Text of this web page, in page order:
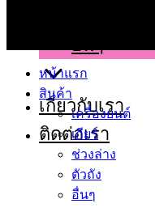
อื่นๆ
เกี่ยวกับเรา
ติดต่อเรา
หน้าแรก
สินค้า
เครื่องยนต์
เกียร์
ช่วงล่าง
ตัวถัง
อื่นๆ